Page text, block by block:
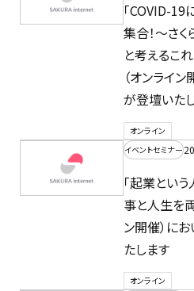
「COVID-
集合！〜さ
と考えるこ
（オンライ
が登壇いた
オンライン
イベントセミナー
「起業とい
事と人生を
ン開催）に
たします
オンライン